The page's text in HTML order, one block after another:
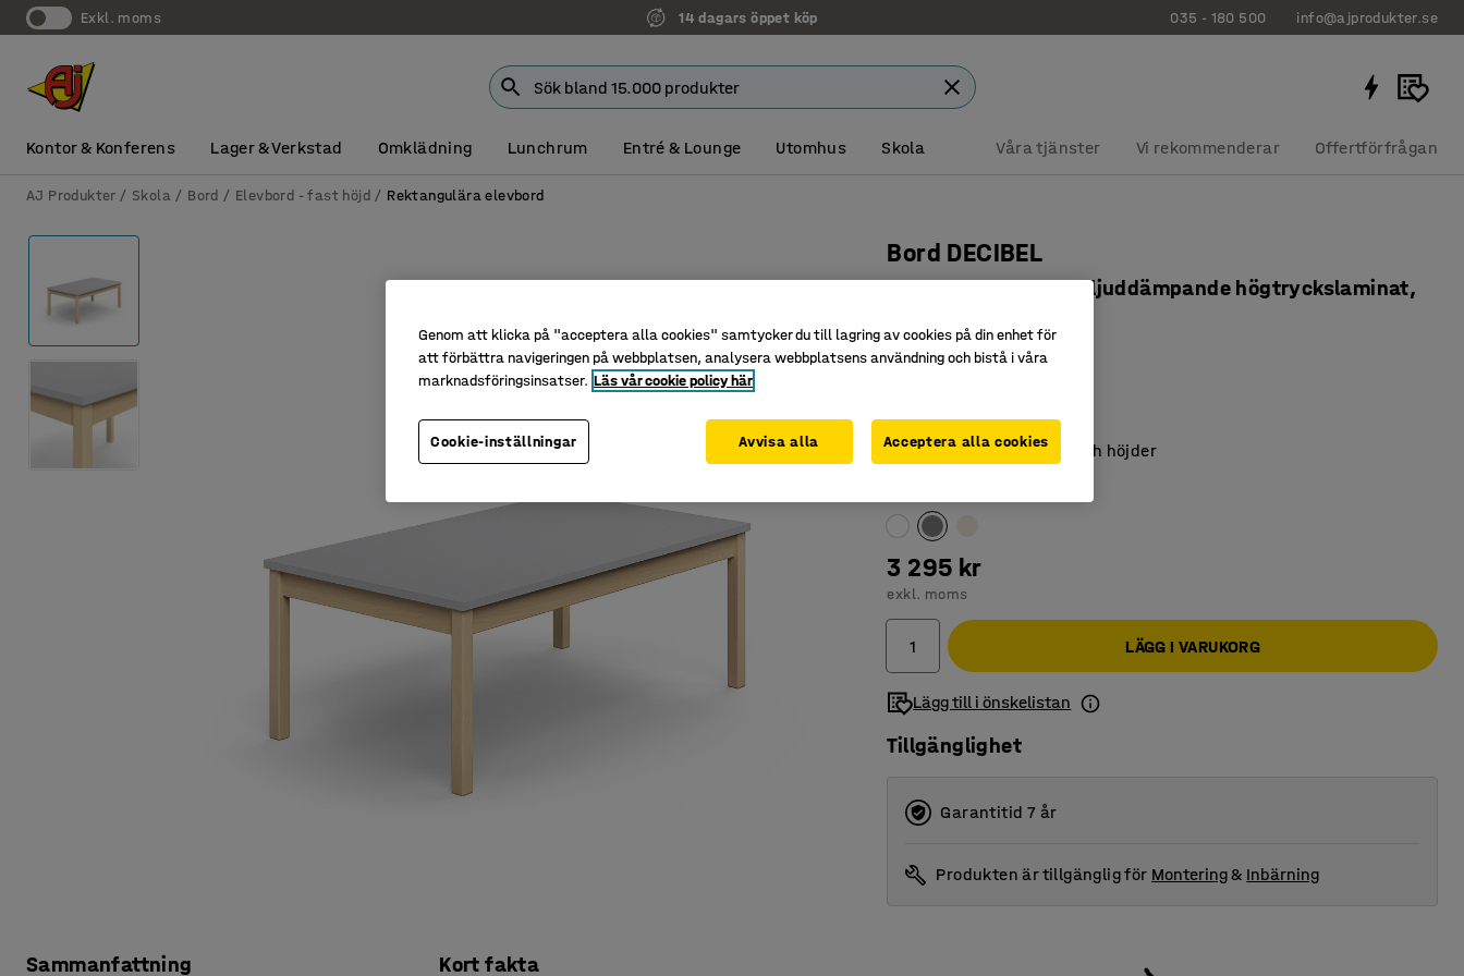
exkl. moms 14 dagars öppet köp 035 - 180 500 info@ajprodukter.se
Kontor & Konferens Lager & Verkstad Omklädning Lunchrum Entré & Lounge Utomhus Skola Våra tjänster Vi rekommenderar Offertförfrågan
AJ Produkter Skola Bord Elevbord - fast höjd Rektangulära elevbord
Sammanfattning Kort fakta
Bord DECIBEL
1400x800x530 mm, ljuddämpande högtryckslaminat,
Art. nr:351219
Underrede av björk
Finns i flera storlekar och höjder
3 295 kr
exkl. moms
LÄGG I VARUKORG
Lägg till i önskelistan
Tillgänglighet
Garantitid 7 år
Produkten är tillgänglig för Montering& Inbärning
Genom att klicka på "acceptera alla cookies" samtycker du till lagring av cookies på din enhet för
att förbättra navigeringen på webbplatsen, analysera webbplatsens användning och bistå i våra
marknadsföringsinsatser. Läs vår cookie policy här
Cookie-inställningar Avvisa alla Acceptera alla cookies